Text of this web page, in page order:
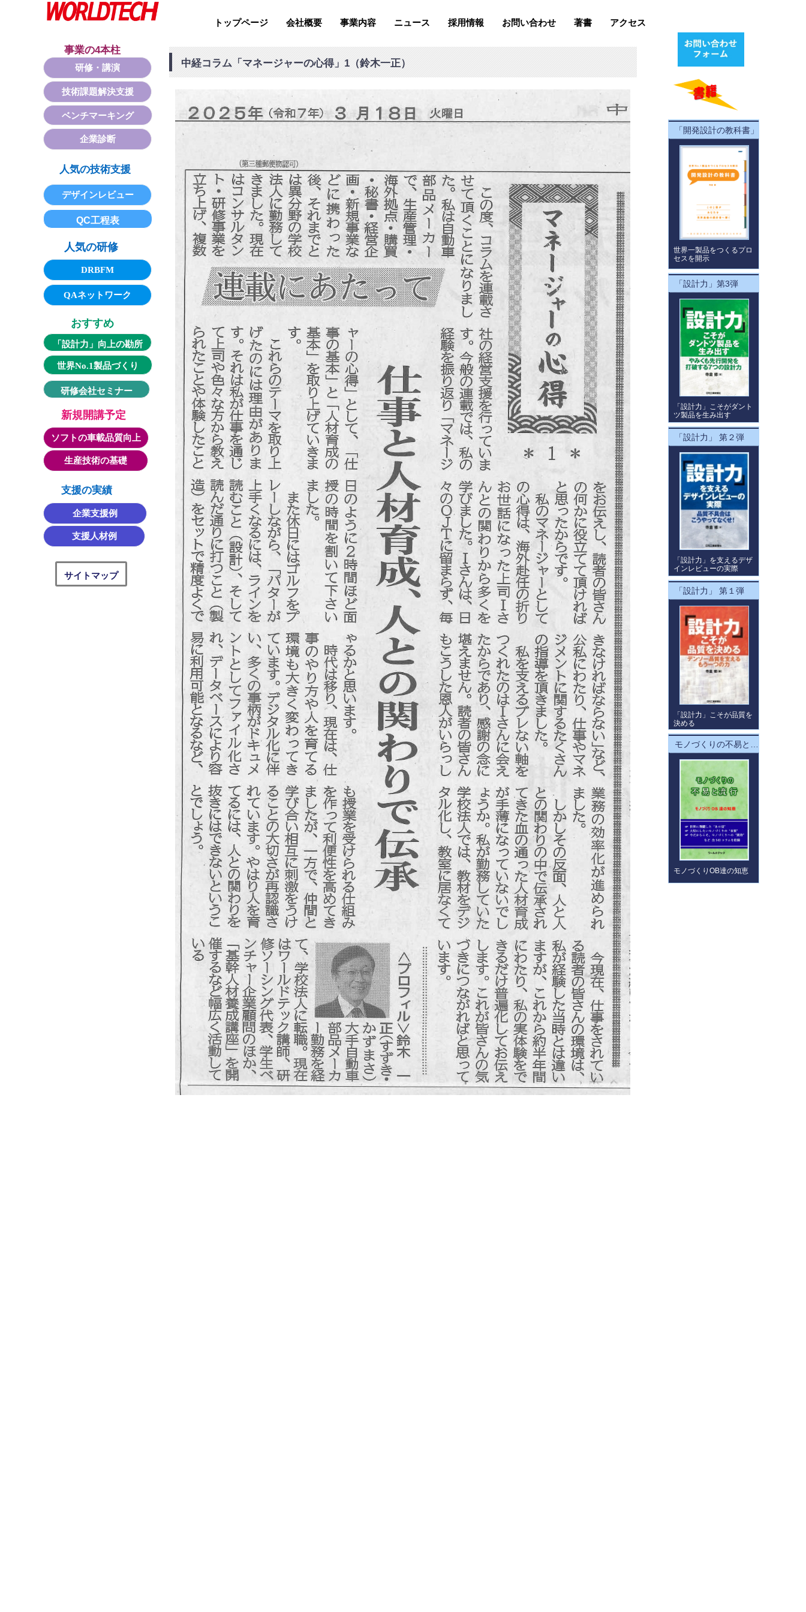
トップページ 会社概要 事業内容 ニュース 採用情報 お問い合わせ 著書 アクセス
中経コラム「マネージャーの心得」1（鈴木一正）
事業の4本柱
研修・講演
技術課題解決支援
ベンチマーキング
企業診断
人気の技術支援
デザインレビュー
QC工程表
人気の研修
DRBFM
QAネットワーク
おすすめ
「設計力」向上の勘所
世界No.1製品づくり
研修会社セミナー
新規開講予定
ソフトの車載品質向上
生産技術の基礎
支援の実績
企業支援例
支援人材例
サイトマップ
「開発設計の教科書」
世界一製品をつくるプロ
セスを開示
「設計力」第3弾
「設計力」こそがダント
ツ製品を生み出す
「設計力」 第２弾
「設計力」を支えるデザ
インレビューの実際
「設計力」 第１弾
「設計力」こそが品質を
決める
モノづくりOB達の知恵